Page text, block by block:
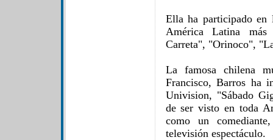
Ella ha participado en
América Latina más
Carreta", "Orinoco",
La famosa chilena
Francisco, Barros ha
Univision, "Sábado
de ser visto en toda
como un
televisión espectáculo.